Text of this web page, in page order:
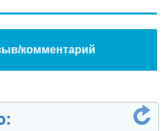
комментарий